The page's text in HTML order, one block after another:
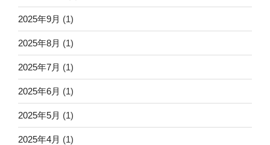
2025年9月 (1)
2025年8月 (1)
2025年7月 (1)
2025年6月 (1)
2025年5月 (1)
2025年4月 (1)